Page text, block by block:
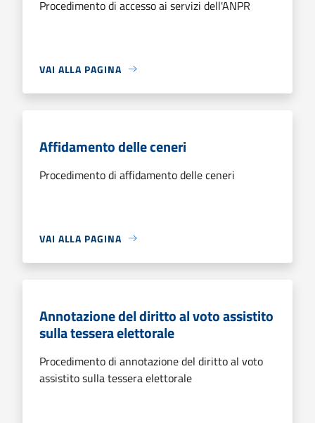
Procedimento di accesso ai servizi dell'ANPR
VAI ALLA PAGINA
Affidamento delle ceneri
Procedimento di affidamento delle ceneri
VAI ALLA PAGINA
Annotazione del diritto al voto assistito
sulla tessera elettorale
Procedimento di annotazione del diritto al voto
assistito sulla tessera elettorale